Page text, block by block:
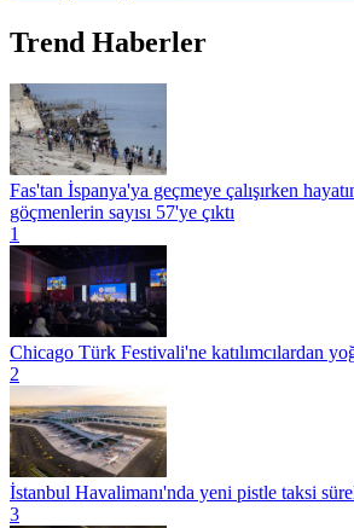
Trend Haberler
Fas'tan İspanya'ya geçmeye çalışırken
göçmenlerin sayısı 57'ye çıktı
1
Chicago Türk Festivali'ne katılımcılardan
2
İstanbul Havalimanı'nda yeni pistle taksi
3